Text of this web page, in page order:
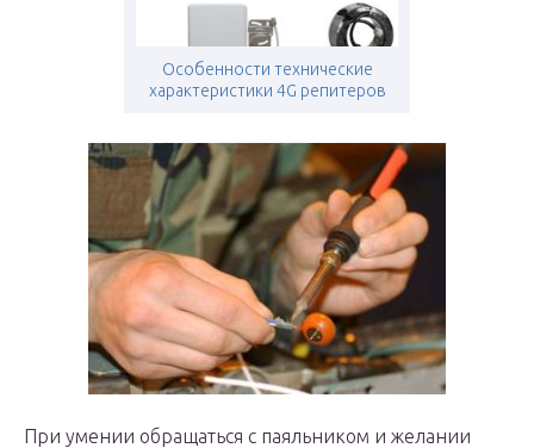
Особенности технические
характеристики 4G репитеров
При умении обращаться с паяльником и желании